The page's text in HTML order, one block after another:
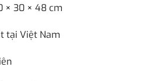
× 30 × 48 cm
tại Việt Nam